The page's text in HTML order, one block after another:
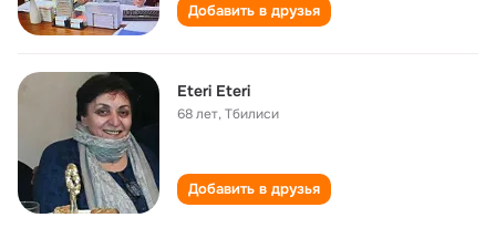
Добавить в друзья
Eteri Eteri
68 лет,Тбилиси
Добавить в друзья